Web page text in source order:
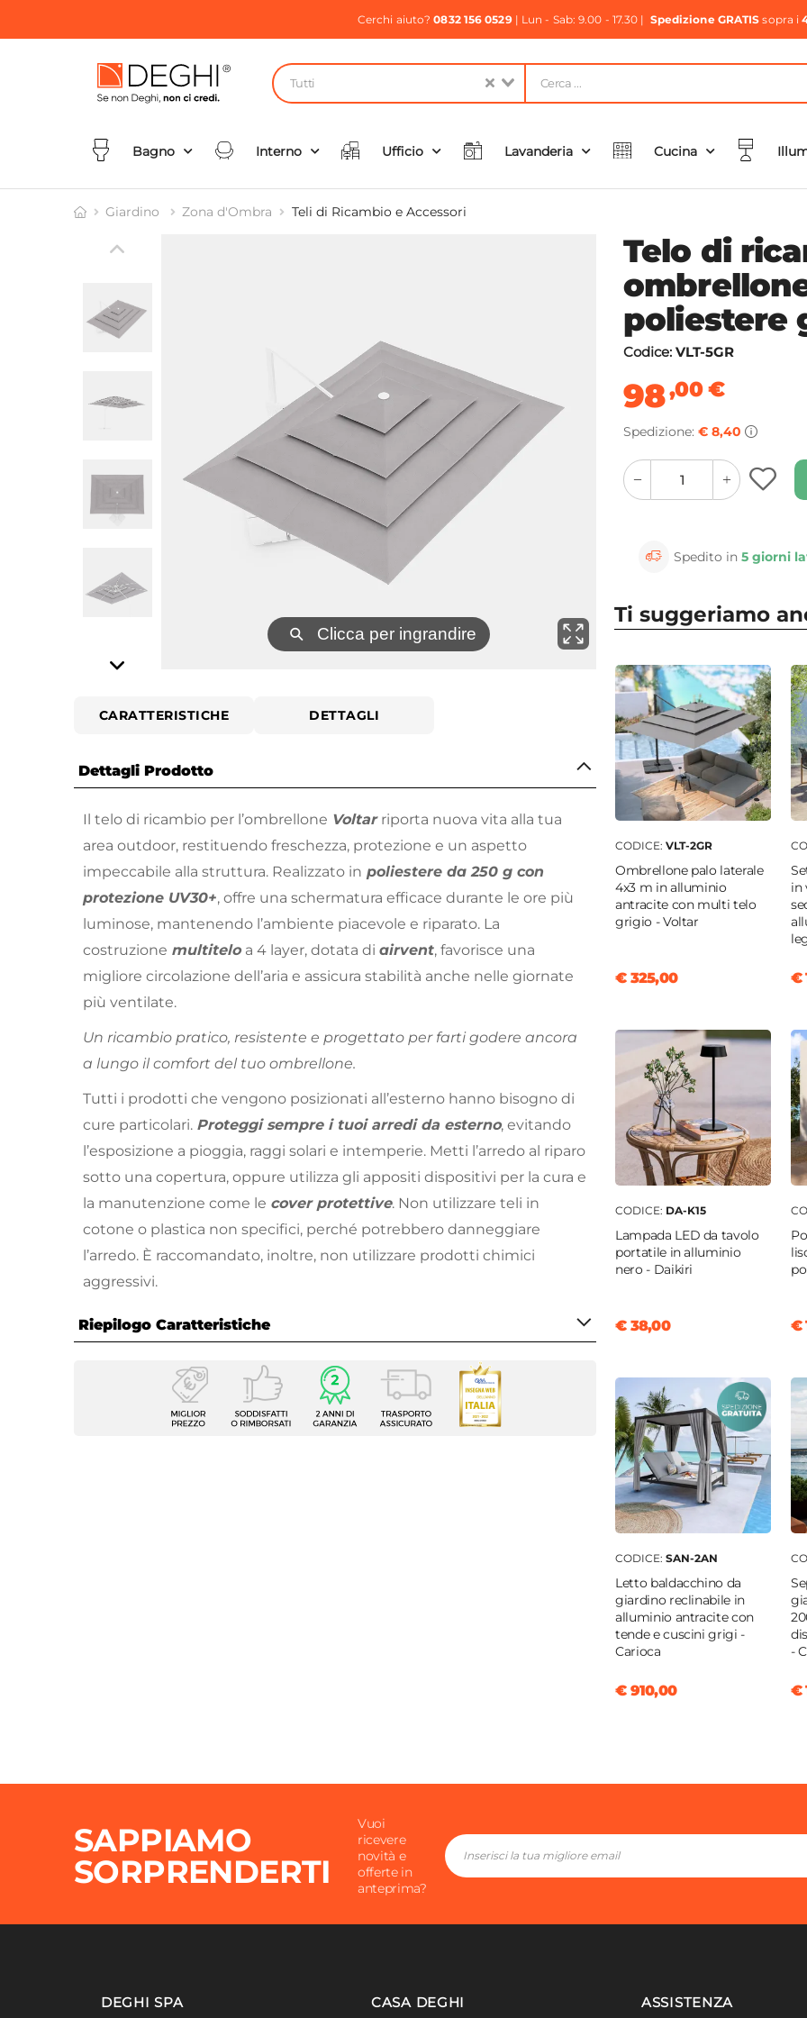
Cerchi aiuto?0832 156 0529| Lun - Sab: 9.00 - 17.30 | Spedizione GRATIS sopra i
Tutti
Bagno Interno Ufficio Lavanderia Cucina
Giardino Zona d'Ombra Teli di Ricambio e Accessori
⚲ Clicca per ingrandire ⚲ Clicca
CARATTERISTICHE DETTAGLI
Dettagli Prodotto
Il telo di ricambio per l’ombrellone Voltar riporta nuova vita alla tua
area outdoor, restituendo freschezza, protezione e un aspetto
impeccabile alla struttura. Realizzato in poliestere da 250 g con
protezione UV30+, offre una schermatura efficace durante le ore più
luminose, mantenendo l’ambiente piacevole e riparato. La
costruzione multitelo a 4 layer, dotata di airvent, favorisce una
migliore circolazione dell’aria e assicura stabilità anche nelle giornate
più ventilate.
Un ricambio pratico, resistente e progettato per farti godere ancora
a lungo il comfort del tuo ombrellone.
Tutti i prodotti che vengono posizionati all’esterno hanno bisogno di
cure particolari. Proteggi sempre i tuoi arredi da esterno, evitando
l’esposizione a pioggia, raggi solari e intemperie. Metti l’arredo al riparo
sotto una copertura, oppure utilizza gli appositi dispositivi per la cura e
la manutenzione come le cover protettive. Non utilizzare teli in
cotone o plastica non specifici, perché potrebbero danneggiare
l’arredo. È raccomandato, inoltre, non utilizzare prodotti chimici
aggressivi.
Riepilogo Caratteristiche
Caratteristiche
Numero Stecche
8 stecche
Per Ombrellone Con
8 stecche
Telo di
poliestere
Codice: VLT-5GR
98,00€
Spedizione: € 8,40
quantity
button
quantity
minus
button
Spedito in5 giorni
Ti suggeriamo
CODICE: VLT-2GR
Ombrellone palo laterale
4x3 m in alluminio
antracite con multi telo
grigio - Voltar
€ 325,00
in
€
CODICE: DA-K15
Lampada LED da tavolo
portatile in alluminio
nero - Daikiri
€ 38,00 €
CODICE: SAN-2AN
Letto baldacchino da
giardino reclinabile in
alluminio antracite con
tende e cuscini grigi -
Carioca
€ 910,00
-
€
SAPPIAMO
SORPRENDERTI
Vuoi
ricevere
novità e
offerte in
anteprima?
DEGHI SPA CASA DEGHI ASSISTENZA